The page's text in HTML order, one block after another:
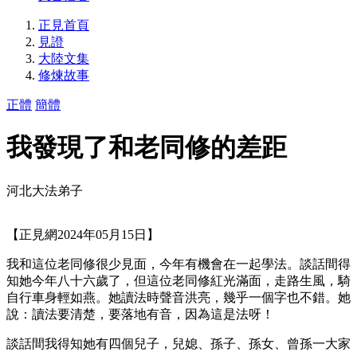
正見首頁
見證
大陸文集
修煉故事
正體 簡體
我發現了和老同修的差距
河北大法弟子
【正見網2024年05月15日】
我和這位老同修很少見面，今年有機會在一起學法。談話間得
知她今年八十六歲了，但這位老同修紅光滿面，走路生風，騎
自行車身輕如燕。她讀法時聲音洪亮，幾乎一個字也不錯。她
說：讀法要清楚，要落地有音，因為這是法呀！
談話間我得知她有四個兒子，兒媳、孫子、孫女、曾孫一大家